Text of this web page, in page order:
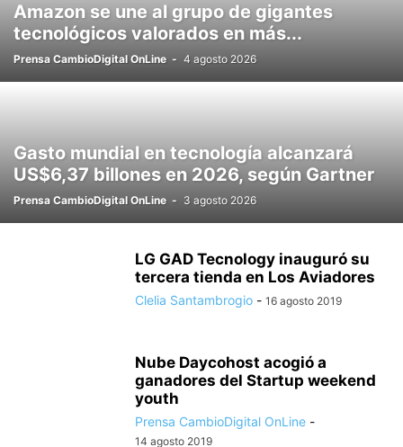
Amazon se une al grupo de gigantes
tecnológicos valorados en más...
Prensa CambioDigital OnLine - 4 agosto 2026
Gasto mundial en tecnología alcanzará
US$6,37 billones en 2026, según Gartner
Prensa CambioDigital OnLine - 3 agosto 2026
LG GAD Tecnology inauguró su
tercera tienda en Los Aviadores
Clelia Santambrogio - 16 agosto 2019
Nube Daycohost acogió a
ganadores del Startup weekend
youth
Prensa CambioDigital OnLine -
14 agosto 2019